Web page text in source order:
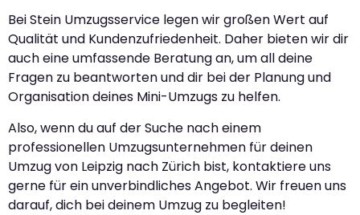
Bei Stein Umzugsservice legen wir großen Wert auf
Qualität und Kundenzufriedenheit. Daher bieten wir dir
auch eine umfassende Beratung an, um all deine
Fragen zu beantworten und dir bei der Planung und
Organisation deines Mini-Umzugs zu helfen.
Also, wenn du auf der Suche nach einem
professionellen Umzugsunternehmen für deinen
Umzug von Leipzig nach Zürich bist, kontaktiere uns
gerne für ein unverbindliches Angebot. Wir freuen uns
darauf, dich bei deinem Umzug zu begleiten!